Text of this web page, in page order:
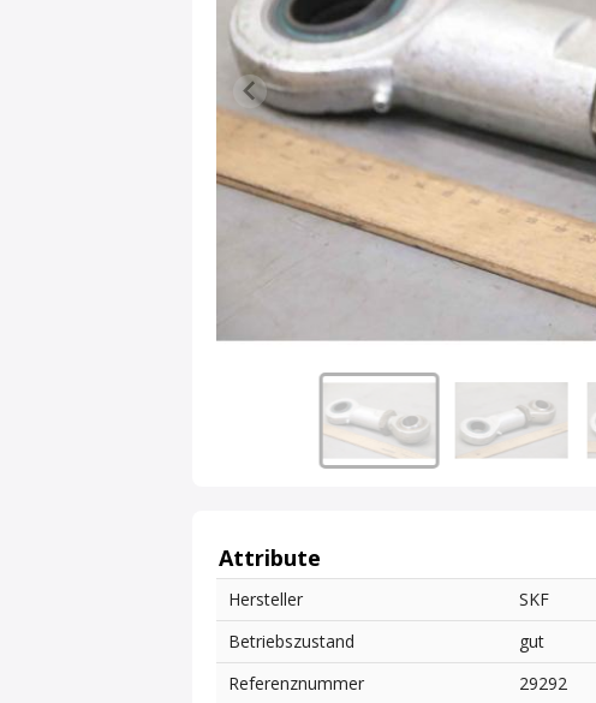
Attribute
Hersteller
SKF
Betriebszustand
gut
Referenznummer
29292